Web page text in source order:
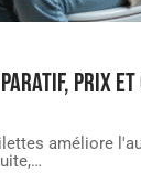
prix
améliore
…